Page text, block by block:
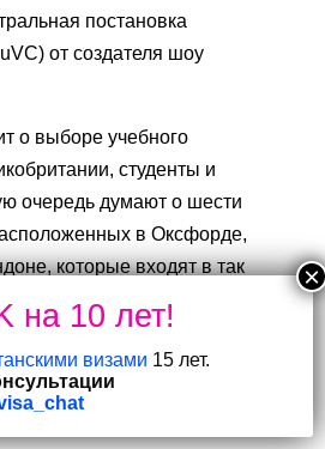
постановка
от создателя шоу
о выборе учебного
студенты и
очередь думают о шести
в Оксфорде,
которые входят в так
места в мировых
визами 15 лет.